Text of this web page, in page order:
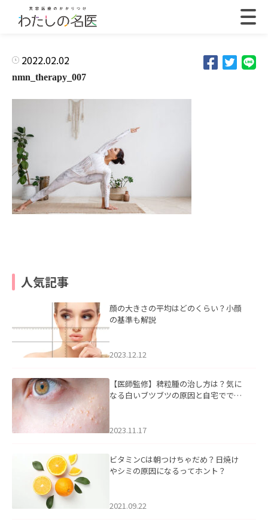
2022.02.02
nmn_therapy_007
人気記事
顔の大きさの平均はどのくらい？小顔
の基準も解説
2023.12.12
【医師監修】稗粒腫の治し方は？気に
なる白いブツブツの原因と自宅ででき
2023.11.17
ビタミンCは朝つけちゃだめ？日焼け
やシミの原因になるってホント？
2021.09.22